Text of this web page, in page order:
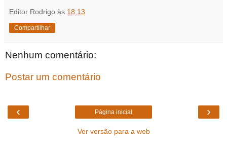
Editor Rodrigo às 18:13
Compartilhar
Nenhum comentário:
Postar um comentário
‹ ›
Página inicial
Ver versão para a web